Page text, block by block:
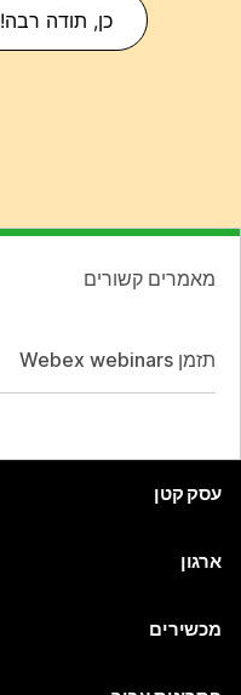
כן, תודה רבה!
מאמרים קשורים
תזמן Webex webinars
עסק קטן
ארגון
מכשירים